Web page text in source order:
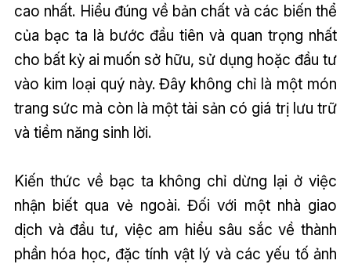
cao nhất. Hiểu đúng về bản chất và các biến thể
của bạc ta là bước đầu tiên và quan trọng nhất
cho bất kỳ ai muốn sở hữu, sử dụng hoặc đầu tư
vào kim loại quý này. Đây không chỉ là một món
trang sức mà còn là một tài sản có giá trị lưu trữ
và tiềm năng sinh lời.
Kiến thức về bạc ta không chỉ dừng lại ở việc
nhận biết qua vẻ ngoài. Đối với một nhà giao
dịch và đầu tư, việc am hiểu sâu sắc về thành
phần hóa học, đặc tính vật lý và các yếu tố ảnh